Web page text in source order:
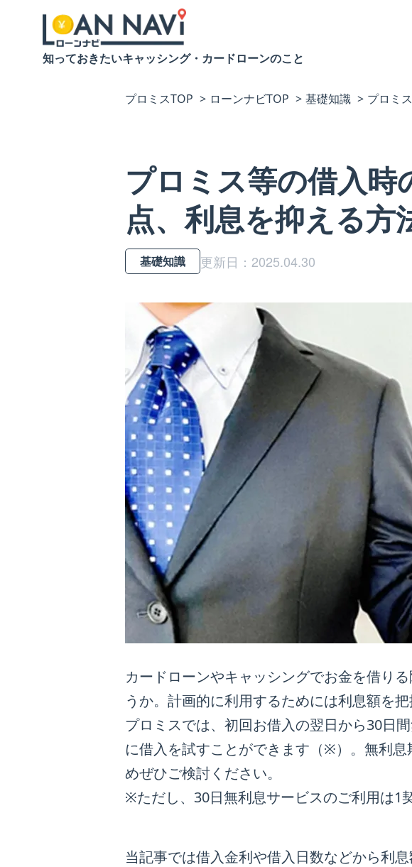
知っておきたいキャッシング・カードローンのこと
プロミスTOP ローンナビTOP 基礎知識 プロミ
プロミス等の借入時
点、利息を抑える方
基礎知識 更新日：2025.04.30
カードローンやキャッシングでお金を借り
うか。計画的に利用するためには利息額を
プロミスでは、初回お借入の翌日から30日
に借入を試すことができます（※）。無利
めぜひご検討ください。
※ただし、30日無利息サービスのご利用は1
当記事では借入金利や借入日数などから利